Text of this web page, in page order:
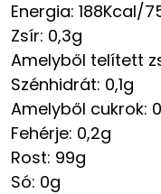
Energia: 188Kcal/
Zsír: 0,3g
Amelyből telített
Szénhidrát: 0,1g
Amelyből cukrok:
Fehérje: 0,2g
Rost: 99g
Só: 0g